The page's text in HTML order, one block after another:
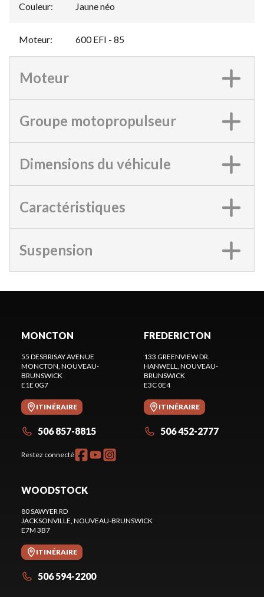
Couleur: Jaune néo
Moteur: 600 EFI - 85
Moteur
Groupe motopropulseur
Dimensions du véhicule
Caractéristiques
Suspension
MONCTON
55 DESBRISAY AVENUE
MONCTON, NOUVEAU-
BRUNSWICK
E1E 0G7
ITINÉRAIRE
506 857-8815
Restez connecté
FREDERICTON
133 GREENVIEW DR.
HANWELL, NOUVEAU-
BRUNSWICK
E3C 0E4
ITINÉRAIRE
506 452-2777
WOODSTOCK
80 SAWYER RD
JACKSONVILLE, NOUVEAU-BRUNSWICK
E7M 3B7
ITINÉRAIRE
506 594-2200